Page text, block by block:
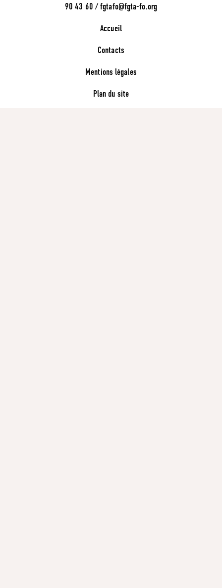
90 43 60 / fgtafo@fgta-fo.org
Accueil
Contacts
Mentions légales
Plan du site